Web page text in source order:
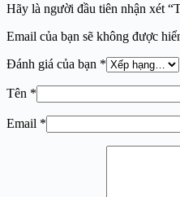
Hãy là người đầu tiên nhận xét
Email của bạn sẽ không được
Đánh giá của bạn *
Tên *
Email *